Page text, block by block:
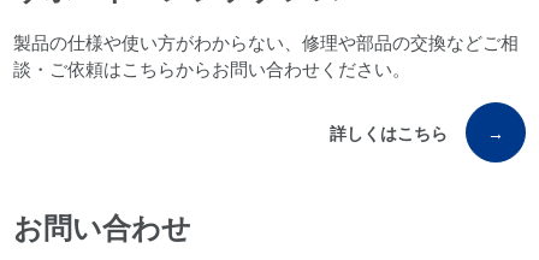
製品の仕様や使い方がわからない、修理や部品の交換などご相
談・ご依頼はこちらからお問い合わせください。
詳しくはこちら →
お問い合わせ